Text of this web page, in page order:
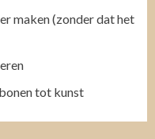
maken (zonder dat het
tot kunst